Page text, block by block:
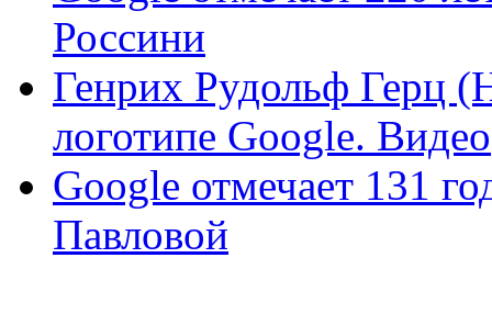
Россини
Генрих Рудольф Герц
логотипе Google. Видео
Google отмечает 131
Павловой